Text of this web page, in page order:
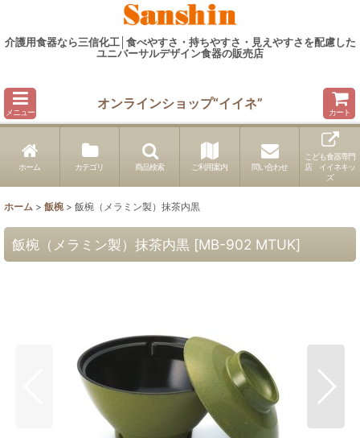
介護用食器なら三信化工│食べやすさ・持ちやすさ・見えやすさを配慮した
ユニバーサルデザイン食器の販売店
メニュー
オンラインショップ“イイネ”
カート
ホーム カテゴリ 商品検索 ご利用案内 問い合わせ
こども食器専門
店 イイネキッ
ズ
ホーム > 飯椀 > 飯椀（メラミン製）抹茶内黒
飯椀（メラミン製）抹茶内黒 [MB-902 MTUK]